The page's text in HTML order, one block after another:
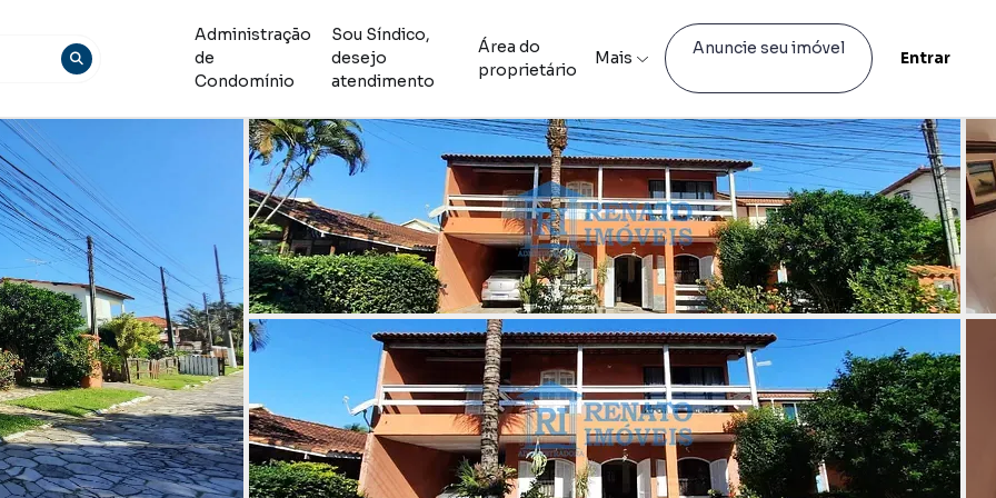
Administração
de
Condomínio
Sou Síndico,
desejo
atendimento
Área do
proprietário
Mais Anuncie seu imóvel Entrar